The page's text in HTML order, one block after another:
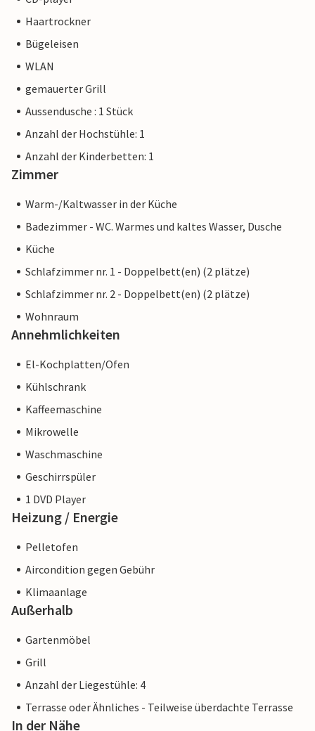
von diesem Ferienhaus aus bequem mit dem Auto zu
erreichen. Die Fahrt zum Flughafen dauert 35 Minuten. So
nah an der Natur und dennoch verkehrsgünstig gelegen,
abwechslungsreichen und rundum erfüllenden Urlaub
verbringen.
Eigentümer verwaltet, nicht von einem Unternehmen oder
einem Händler. Das bedeutet, dass das EU-
jedoch sicher sein, dass wir Ihnen denselben Kundenservice
bieten und Ihr Aufenthalt sich nicht von einer Buchung bei
einer Unterkunft eines professionellen Eigentümers
Haartrockner
Bügeleisen
WLAN
gemauerter Grill
Aussendusche : 1 Stück
Anzahl der Hochstühle: 1
Anzahl der Kinderbetten: 1
Zimmer
Warm-/Kaltwasser in der Küche
Badezimmer - WC. Warmes und kaltes Wasser, Dusche
Küche
Schlafzimmer nr. 1 - Doppelbett(en) (2 plätze)
Schlafzimmer nr. 2 - Doppelbett(en) (2 plätze)
Wohnraum
Annehmlichkeiten
El-Kochplatten/Ofen
Kühlschrank
Kaffeemaschine
Mikrowelle
Waschmaschine
Geschirrspüler
1 DVD Player
Heizung / Energie
Pelletofen
Aircondition gegen Gebühr
Klimaanlage
Außerhalb
Gartenmöbel
Grill
Anzahl der Liegestühle: 4
Terrasse oder Ähnliches - Teilweise überdachte Terrasse
In der Nähe